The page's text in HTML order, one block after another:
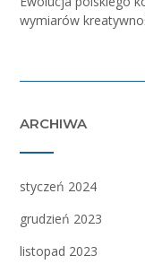
wymiarów
ARCHIWA
styczeń 2024
grudzień 2023
listopad 2023